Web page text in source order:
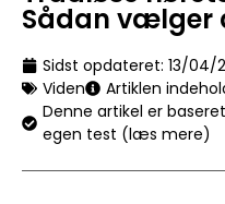
Sådan vælger
Sidst opdateret: 13/04/
Viden
Artiklen
Denne artikel er
egen test (læs mere)